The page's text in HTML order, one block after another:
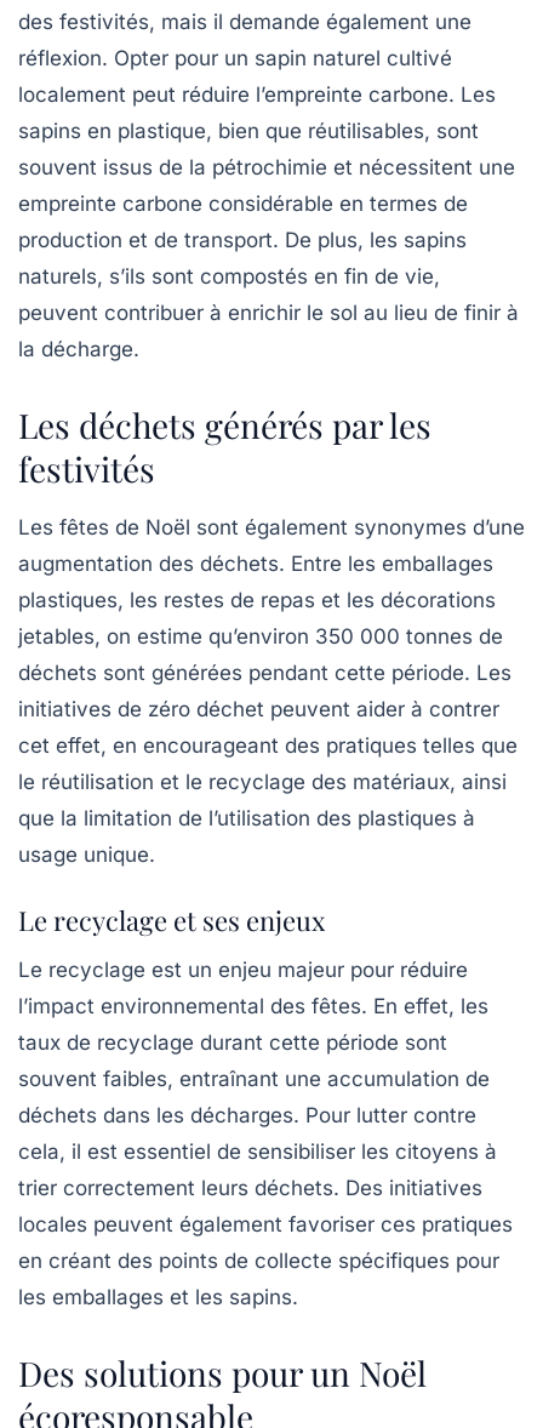
des festivités, mais il demande également une
réflexion. Opter pour un sapin naturel cultivé
localement peut réduire l’empreinte carbone. Les
sapins en plastique, bien que réutilisables, sont
souvent issus de la pétrochimie et nécessitent une
empreinte carbone considérable en termes de
production et de transport. De plus, les sapins
naturels, s’ils sont compostés en fin de vie,
peuvent contribuer à enrichir le sol au lieu de finir à
la décharge.
Les déchets générés par les
festivités
Les fêtes de Noël sont également synonymes d’une
augmentation des déchets. Entre les emballages
plastiques, les restes de repas et les décorations
jetables, on estime qu’environ 350 000 tonnes de
déchets sont générées pendant cette période. Les
initiatives de zéro déchet peuvent aider à contrer
cet effet, en encourageant des pratiques telles que
le réutilisation et le recyclage des matériaux, ainsi
que la limitation de l’utilisation des plastiques à
usage unique.
Le recyclage et ses enjeux
Le recyclage est un enjeu majeur pour réduire
l’impact environnemental des fêtes. En effet, les
taux de recyclage durant cette période sont
souvent faibles, entraînant une accumulation de
déchets dans les décharges. Pour lutter contre
cela, il est essentiel de sensibiliser les citoyens à
trier correctement leurs déchets. Des initiatives
locales peuvent également favoriser ces pratiques
en créant des points de collecte spécifiques pour
les emballages et les sapins.
Des solutions pour un Noël
écoresponsable